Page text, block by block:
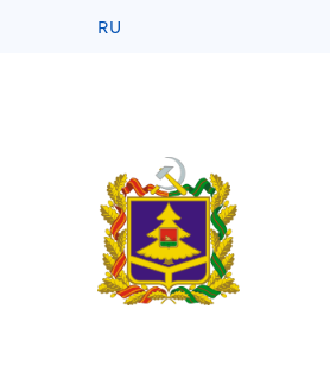
RU